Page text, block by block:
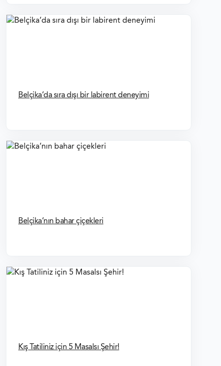
Belçika’da sıra dışı bir labirent deneyimi
Belçika’nın bahar çiçekleri
Kış Tatiliniz için 5 Masalsı Şehir!